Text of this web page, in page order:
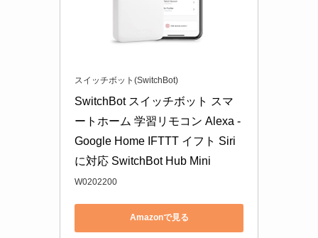
スイッチボット(SwitchBot)
SwitchBot スイッチボット スマ
ートホーム 学習リモコン Alexa -
Google Home IFTTT イフト Siri
に対応 SwitchBot Hub Mini
W0202200
Amazonで見る